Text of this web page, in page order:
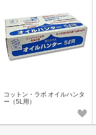
コットン・ラボ オイルハンタ
ー（5L用）